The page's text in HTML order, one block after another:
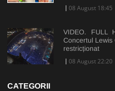
08 August 18:45
VIDEO. FULL
Concertul Lewis
restricționat
08 August 22:20
CATEGORII